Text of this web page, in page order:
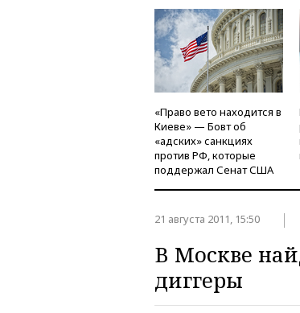
СТИЛЬ ТЕСТЫ
«Право вето находится в
Киеве» — Бовт об
«адских» санкциях
против РФ, которые
поддержал Сенат США
21 августа 2011, 15:50
В Москве
диггеры